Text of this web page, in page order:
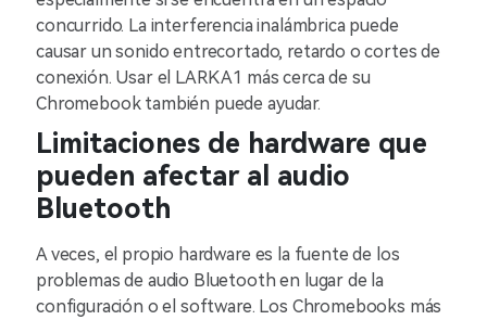
concurrido. La interferencia inalámbrica puede
causar un sonido entrecortado, retardo o cortes de
conexión. Usar el LARK A1 más cerca de su
Chromebook también puede ayudar.
Limitaciones de hardware que
pueden afectar al audio
Bluetooth
A veces, el propio hardware es la fuente de los
problemas de audio Bluetooth en lugar de la
configuración o el software. Los Chromebooks más